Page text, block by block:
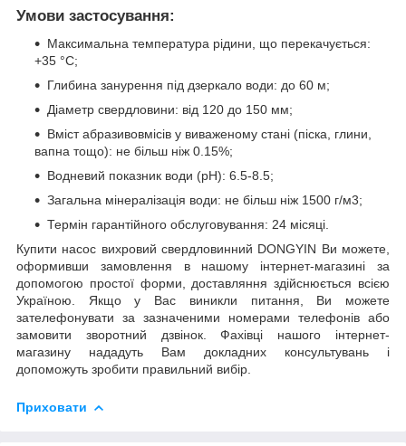
Умови застосування:
Максимальна температура рідини, що перекачується:
+35 °C;
Глибина занурення під дзеркало води: до 60 м;
Діаметр свердловини: від 120 до 150 мм;
Вміст абразивовмісів у виваженому стані (піска, глини,
вапна тощо): не більш ніж 0.15%;
Водневий показник води (рН): 6.5-8.5;
Загальна мінералізація води: не більш ніж 1500 г/м3;
Термін гарантійного обслуговування: 24 місяці.
Купити насос вихровий свердловинний DONGYIN Ви можете,
оформивши замовлення в нашому інтернет-магазині за
допомогою простої форми, доставляння здійснюється всією
Україною. Якщо у Вас виникли питання, Ви можете
зателефонувати за зазначеними номерами телефонів або
замовити зворотний дзвінок. Фахівці нашого інтернет-
магазину нададуть Вам докладних консультувань і
допоможуть зробити правильний вибір.
Приховати